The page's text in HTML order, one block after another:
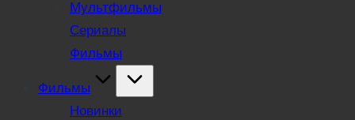
Мультфильмы
Сериалы
Фильмы
Фильмы
Новинки